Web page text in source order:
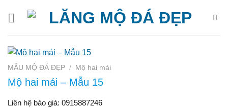
MẪU MỘ ĐÁ ĐẸP / Mộ hai mái
Mộ hai mái – Mẫu 15
Liên hệ báo giá: 0915887246